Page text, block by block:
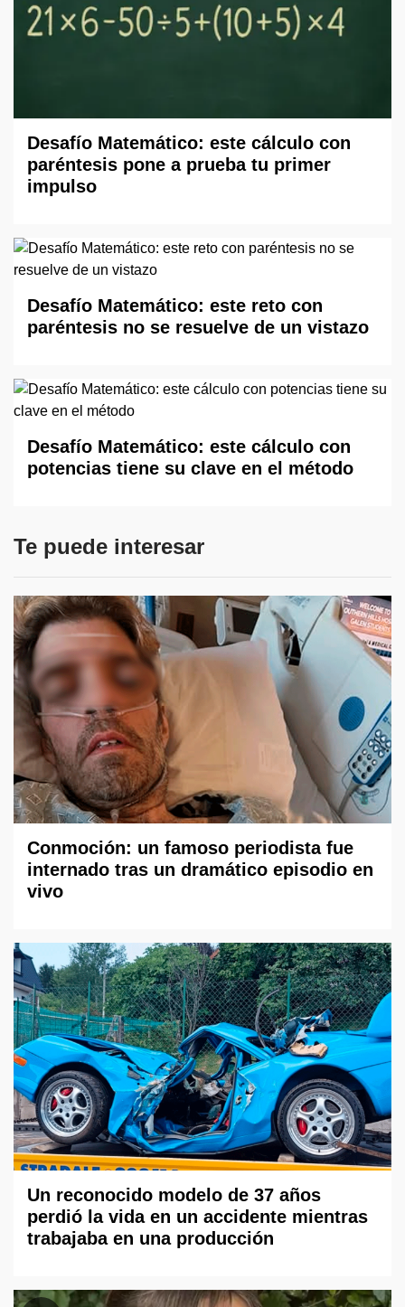
Desafío Matemático: este cálculo con
paréntesis pone a prueba tu primer
impulso
Desafío Matemático: este reto con
paréntesis no se resuelve de un vistazo
Desafío Matemático: este cálculo con
potencias tiene su clave en el método
Te puede interesar
Conmoción: un famoso periodista fue
internado tras un dramático episodio en
vivo
Un reconocido modelo de 37 años
perdió la vida en un accidente mientras
trabajaba en una producción